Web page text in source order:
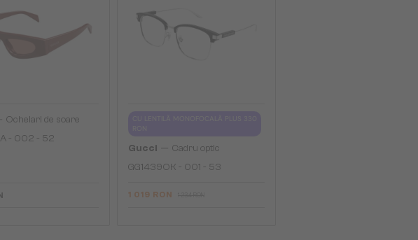
Ochelari de soare
- 002 - 52
Gucci
Cadru optic
GG1439OK - 001 - 53
1 019 RON